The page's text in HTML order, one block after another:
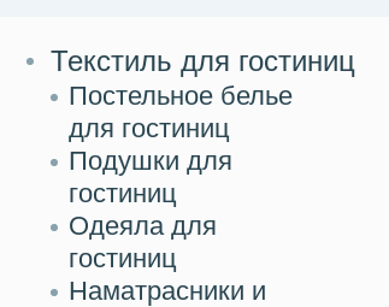
Текстиль для гостиниц
Постельное белье
для гостиниц
Подушки для
гостиниц
Одеяла для
гостиниц
Наматрасники и